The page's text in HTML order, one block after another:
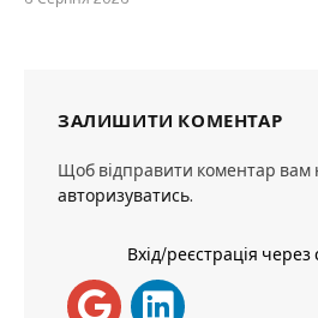
ЗАЛИШИТИ КОМЕНТАР
Щоб відправити коментар вам
авторизуватись.
Вхід/реєстрація через